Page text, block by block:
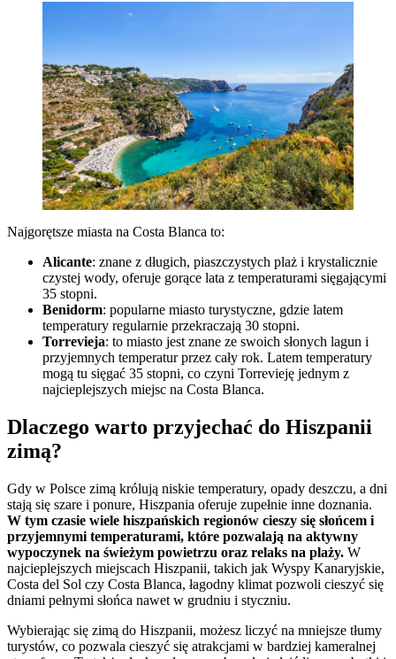
Najgorętsze miasta na Costa Blanca to:
Alicante: znane z długich, piaszczystych plaż i krystalicznie
czystej wody, oferuje gorące lata z temperaturami sięgającymi
35 stopni.
Benidorm: popularne miasto turystyczne, gdzie latem
temperatury regularnie przekraczają 30 stopni.
Torrevieja: to miasto jest znane ze swoich słonych lagun i
przyjemnych temperatur przez cały rok. Latem temperatury
mogą tu sięgać 35 stopni, co czyni Torrevieję jednym z
najcieplejszych miejsc na Costa Blanca.
Dlaczego warto przyjechać do Hiszpanii
zimą?
Gdy w Polsce zimą królują niskie temperatury, opady deszczu, a dni
stają się szare i ponure, Hiszpania oferuje zupełnie inne doznania.
W tym czasie wiele hiszpańskich regionów cieszy się słońcem i
przyjemnymi temperaturami, które pozwalają na aktywny
wypoczynek na świeżym powietrzu oraz relaks na plaży. W
najcieplejszych miejscach Hiszpanii, takich jak Wyspy Kanaryjskie,
Costa del Sol czy Costa Blanca, łagodny klimat pozwoli cieszyć się
dniami pełnymi słońca nawet w grudniu i styczniu.
Wybierając się zimą do Hiszpanii, możesz liczyć na mniejsze tłumy
turystów, co pozwala cieszyć się atrakcjami w bardziej kameralnej